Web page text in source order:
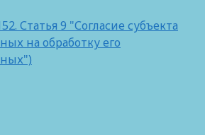
Статья 9 "Согласие субъекта
на обработку его